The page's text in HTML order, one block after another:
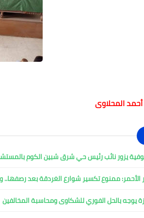
المحلاوى
يزور نائب رئيس حي شرق شبين الكوم
الأحمر: ممنوع تكسير شوارع الغردقة بعد رصفها..
يوجه بالحل الفوري للشكاوى ومحاسبة المخالفين